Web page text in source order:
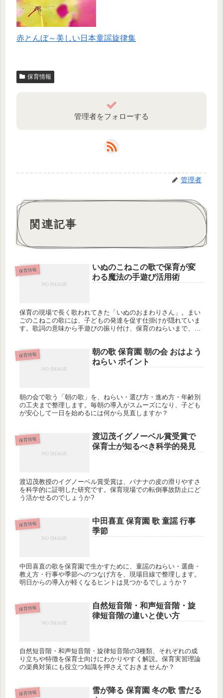
赤とんぼ～美しい日本童謡旋律集
保育情報
管理者をフォローする
管理者
関連記事
保育情報
いぬのこねこの歌で保育が変
わる魔法の手遊び活用術
保育の現場で長く歌われてきた「いぬのおまわりさん」。まい
ごのこねこの歌には、子どもの発達を促す仕掛けが隠れていま
す。歌詞の意味から手遊びの振り付け、保育のねらいまで、現
保育情報
朝の歌 保育園 朝の会 おはよう
ねらい ポイント
朝の会で歌う「朝の歌」を、ねらい・選び方・進め方・年齢別
の工夫まで整理します。毎朝の導入がスムーズになり、子ども
が安心して一日を始めるには何から見直しますか？
保育情報
渡辺茂イグノーベル賞受賞で
保育士が知るべき科学的発見
渡辺茂教授のイグノーベル賞受賞は、バナナの皮の滑りやすさ
を科学的に証明した研究です。保育現場での転倒事故防止にど
う活かせるのでしょうか?
保育情報
中田喜直 保育園 歌 童謡 行事
季節
中田喜直の歌を保育園で生かすために、童謡のねらい・選曲・
教え方・行事や季節へのつなげ方を、現場目線で整理します。
明日からの導入が軽くなるヒントは見つかるでしょうか？
保育情報
自然短音階・和声短音階・旋
律短音階の違いと使い方
自然短音階・和声短音階・旋律短音階の3種類、それぞれの成
り立ちや特徴を保育士向けにわかりやすく解説。保育実習理論
の楽典対策にも役立つ知識を押さえておきませんか？
保育情報
雪が降る 保育園 冬の歌 雪だる